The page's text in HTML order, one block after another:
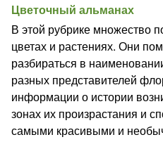
Цветочный альманах
В этой рубрике множество
цветах и растениях. Они
разбираться в
разных представителей
информации о истории
зонах их произрастания и
самыми красивыми и